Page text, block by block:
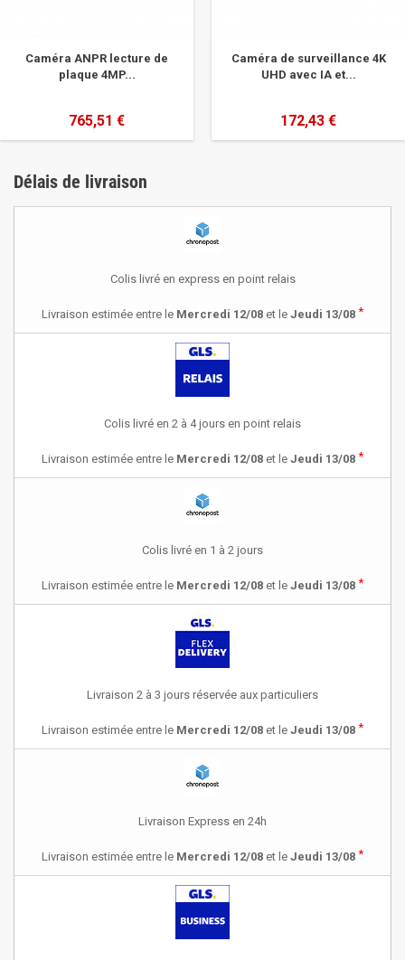
Caméra ANPR lecture de
plaque 4MP...
765,51 €
Caméra de surveillance 4K
UHD avec IA et...
172,43 €
Délais de livraison
Colis livré en express en point relais
Livraison estimée entre le Mercredi 12/08 et le Jeudi 13/08 *
Colis livré en 2 à 4 jours en point relais
Livraison estimée entre le Mercredi 12/08 et le Jeudi 13/08 *
Colis livré en 1 à 2 jours
Livraison estimée entre le Mercredi 12/08 et le Jeudi 13/08 *
Livraison 2 à 3 jours réservée aux particuliers
Livraison estimée entre le Mercredi 12/08 et le Jeudi 13/08 *
Livraison Express en 24h
Livraison estimée entre le Mercredi 12/08 et le Jeudi 13/08 *